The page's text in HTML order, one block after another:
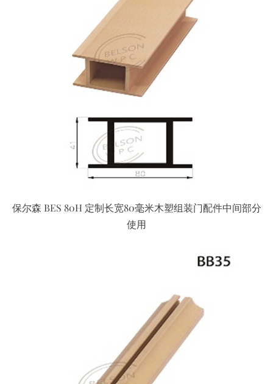
保尔森 BES 80H 定制长宽80毫米木塑组装门配件中间部分
使用